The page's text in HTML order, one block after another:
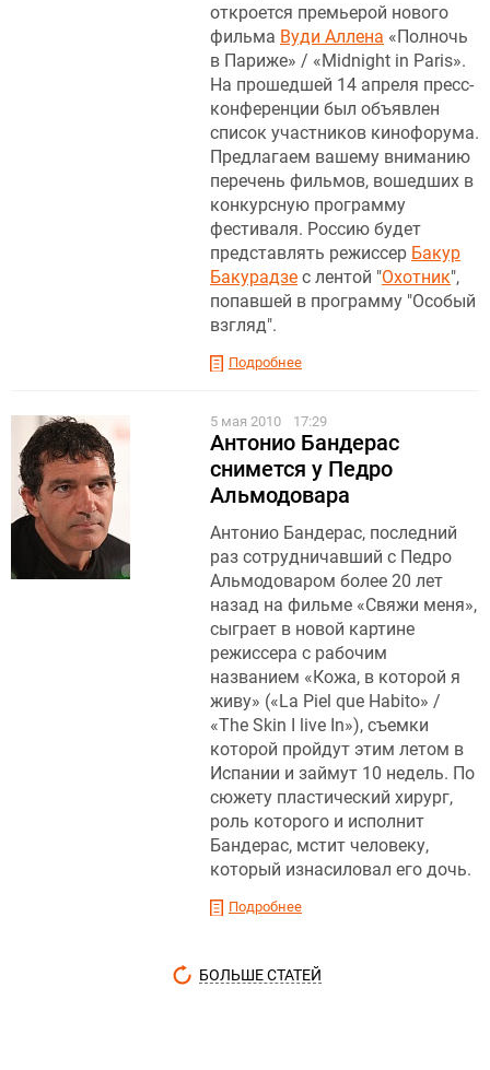
откроется премьерой нового
фильма Вуди Аллена «Полночь
в Париже» / «Midnight in Paris».
На прошедшей 14 апреля пресс-
конференции был объявлен
список участников кинофорума.
Предлагаем вашему вниманию
перечень фильмов, вошедших в
конкурсную программу
фестиваля. Россию будет
представлять режиссер Бакур
Бакурадзе с лентой "Охотник",
попавшей в программу "Особый
взгляд".
Подробнее
5 мая 2010 17:29
Антонио Бандерас
снимется у Педро
Альмодовара
Антонио Бандерас, последний
раз сотрудничавший с Педро
Альмодоваром более 20 лет
назад на фильме «Свяжи меня»,
сыграет в новой картине
режиссера с рабочим
названием «Кожа, в которой я
живу» («La Piel que Habito» /
«The Skin I live In»), съемки
которой пройдут этим летом в
Испании и займут 10 недель. По
сюжету пластический хирург,
роль которого и исполнит
Бандерас, мстит человеку,
который изнасиловал его дочь.
Подробнее
БОЛЬШЕ СТАТЕЙ